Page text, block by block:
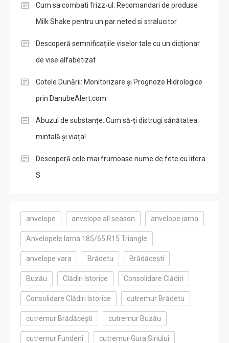
Cum sa combati frizz-ul: Recomandari de produse
Milk Shake pentru un par neted si stralucitor
Descoperă semnificațiile viselor tale cu un dicționar
de vise alfabetizat
Cotele Dunării: Monitorizare și Prognoze Hidrologice
prin DanubeAlert.com
Abuzul de substanțe: Cum să-ți distrugi sănătatea
mintală și viața!
Descoperă cele mai frumoase nume de fete cu litera
S
anvelope anvelope all season anvelope iarna
Anvelopele Iarna 185/65 R15 Triangle
anvelope vara Brădetu Brădăcești
Buzău Clădiri Istorice Consolidare Clădiri
Consolidare Clădiri Istorice cutremur Brădetu
cutremur Brădăcești cutremur Buzău
cutremur Fundeni cutremur Gura Siriului